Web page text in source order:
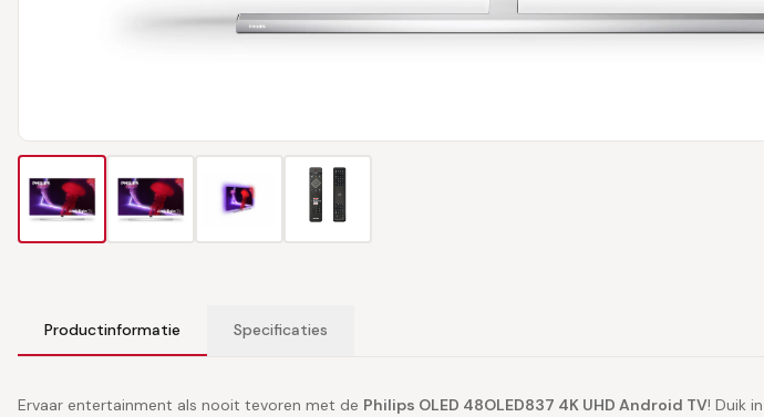
Productinformatie Specificaties
Ervaar entertainment als nooit tevoren met de Philips OLED 48OLED837 4K UHD Android TV! Duik